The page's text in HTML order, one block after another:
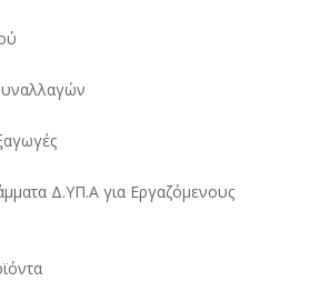
Δ.ΥΠ.Α για Εργαζόμενους